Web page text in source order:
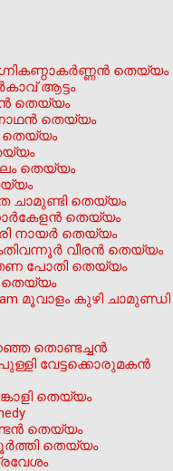
അഗ്നികണ്ഠാകർണ്ണൻ തെയ്യം
ആട്ടം
തെയ്യം
തെയ്യം
തെയ്യം
തെയ്യം
ചാമുണ്ടി തെയ്യം
തെയ്യം
നായർ തെയ്യം
- കതിവന്നൂര്‍ വീരന്‍ തെയ്യം
പോതി തെയ്യം
തെയ്യം
മൂവാളം കുഴി ചാമുണ്ഡി
തൊണ്ടച്ചൻ
പുള്ളി വേട്ടക്കൊരുമകൻ
തെയ്യം
തെയ്യം
തെയ്യം